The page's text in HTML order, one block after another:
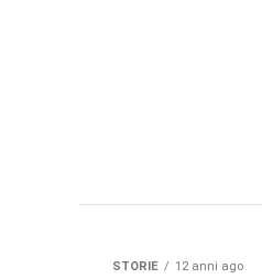
STORIE 12 anni ago